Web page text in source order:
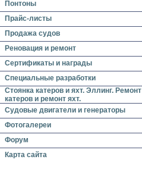
Понтоны
Прайс-листы
Продажа судов
Реновация и ремонт
Сертификаты и награды
Специальные разработки
Стоянка катеров и яхт. Эллинг. Ремонт
катеров и ремонт яхт.
Судовые двигатели и генераторы
Фотогалереи
Форум
Карта сайта